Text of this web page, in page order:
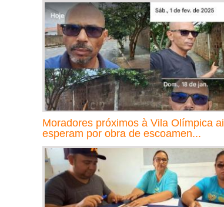
Moradores próximos à Vila Olímpica
esperam por obra de escoamen...